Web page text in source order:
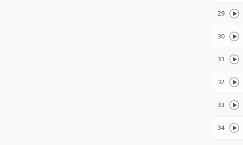
29
30
31
32
33
34